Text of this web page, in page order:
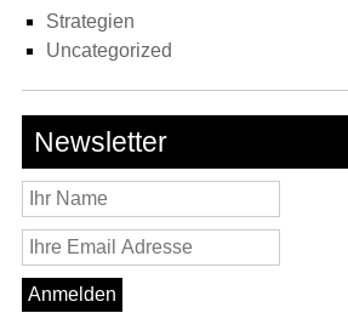
Strategien
Uncategorized
Newsletter